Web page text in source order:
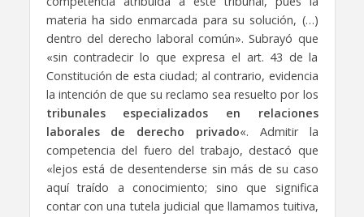
materia ha sido enmarcada para su solución, (…)
dentro del derecho laboral común». Subrayó que
«sin contradecir lo que expresa el art. 43 de la
Constitución de esta ciudad; al contrario, evidencia
la intención de que su reclamo sea resuelto por los
tribunales especializados en relaciones
laborales de derecho privado«. Admitir la
competencia del fuero del trabajo, destacó que
«lejos está de desentenderse sin más de su caso
aquí traído a conocimiento; sino que significa
contar con una tutela judicial que llamamos tuitiva,